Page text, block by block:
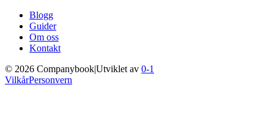
Blogg
Guider
Om oss
Kontakt
© 2026 Companybook|Utviklet av 0-1
VilkårPersonvern